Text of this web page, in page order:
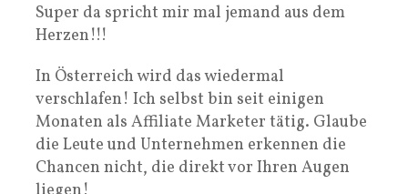
Super da spricht mir mal jemand aus dem
Herzen!!!
In Österreich wird das wiedermal
verschlafen! Ich selbst bin seit einigen
Monaten als Affiliate Marketer tätig. Glaube
die Leute und Unternehmen erkennen die
Chancen nicht, die direkt vor Ihren Augen